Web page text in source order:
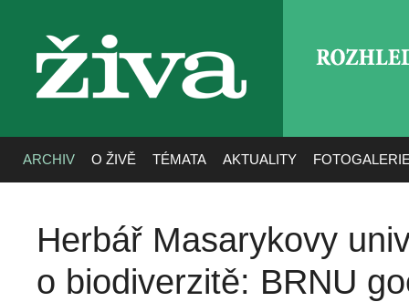
živa
ARCHIV O ŽIVĚ TÉMATA AKTUALITY
Herbář Masarykovy
o biodiverzitě: BRNU